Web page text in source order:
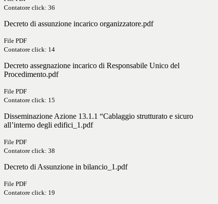
Contatore click: 36
Decreto di assunzione incarico organizzatore.pdf
File PDF
Contatore click: 14
Decreto assegnazione incarico di Responsabile Unico del
Procedimento.pdf
File PDF
Contatore click: 15
Disseminazione Azione 13.1.1 “Cablaggio strutturato e sicuro
all’interno degli edifici_1.pdf
File PDF
Contatore click: 38
Decreto di Assunzione in bilancio_1.pdf
File PDF
Contatore click: 19